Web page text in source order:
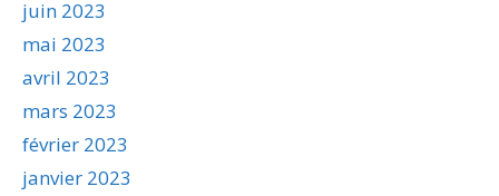
juin 2023
mai 2023
avril 2023
mars 2023
février 2023
janvier 2023